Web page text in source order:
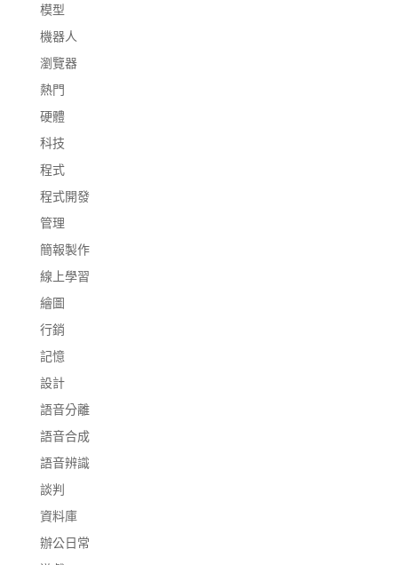
模型
機器人
瀏覽器
熱門
硬體
科技
程式
程式開發
管理
簡報製作
線上學習
繪圖
行銷
記憶
設計
語音分離
語音合成
語音辨識
談判
資料庫
辦公日常